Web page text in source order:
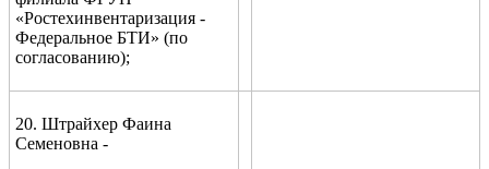
«Ростехинвентаризация -
Федеральное БТИ» (по
согласованию);
20. Штрайхер Фаина
Семеновна -